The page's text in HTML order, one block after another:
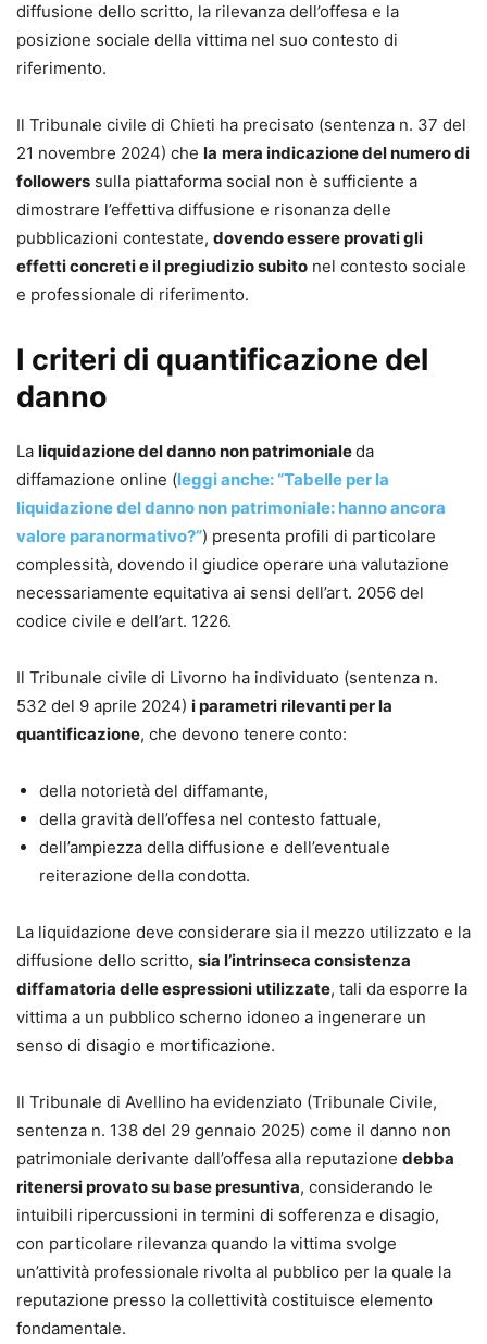
diffusione dello scritto, la rilevanza dell’offesa e la
posizione sociale della vittima nel suo contesto di
riferimento.
Il Tribunale civile di Chieti ha precisato (sentenza n. 37 del
21 novembre 2024) che la mera indicazione del numero di
followers sulla piattaforma social non è sufficiente a
dimostrare l’effettiva diffusione e risonanza delle
pubblicazioni contestate, dovendo essere provati gli
effetti concreti e il pregiudizio subito nel contesto sociale
e professionale di riferimento.
I criteri di quantificazione del
danno
La liquidazione del danno non patrimonialeda
diffamazione online (leggi anche: “Tabelle per la
liquidazione del danno non patrimoniale: hanno ancora
valore paranormativo?”) presenta profili di particolare
complessità, dovendo il giudice operare una valutazione
necessariamente equitativa ai sensi dell’art. 2056 del
codice civile e dell’art. 1226.
Il Tribunale civile di Livorno ha individuato (sentenza n.
532 del 9 aprile 2024) i parametri rilevanti per la
quantificazione, che devono tenere conto:
della notorietà del diffamante,
della gravità dell’offesa nel contesto fattuale,
dell’ampiezza della diffusione e dell’eventuale
reiterazione della condotta.
La liquidazione deve considerare sia il mezzo utilizzato e la
diffusione dello scritto, sia l’intrinseca consistenza
diffamatoria delle espressioni utilizzate, tali da esporre la
vittima a un pubblico scherno idoneo a ingenerare un
senso di disagio e mortificazione.
Il Tribunale di Avellino ha evidenziato (Tribunale Civile,
sentenza n. 138 del 29 gennaio 2025) come il danno non
patrimoniale derivante dall’offesa alla reputazione debba
ritenersi provato su base presuntiva, considerando le
intuibili ripercussioni in termini di sofferenza e disagio,
con particolare rilevanza quando la vittima svolge
un’attività professionale rivolta al pubblico per la quale la
reputazione presso la collettività costituisce elemento
fondamentale.